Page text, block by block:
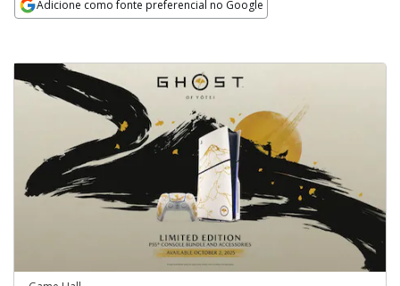
Adicione como fonte preferencial no Google